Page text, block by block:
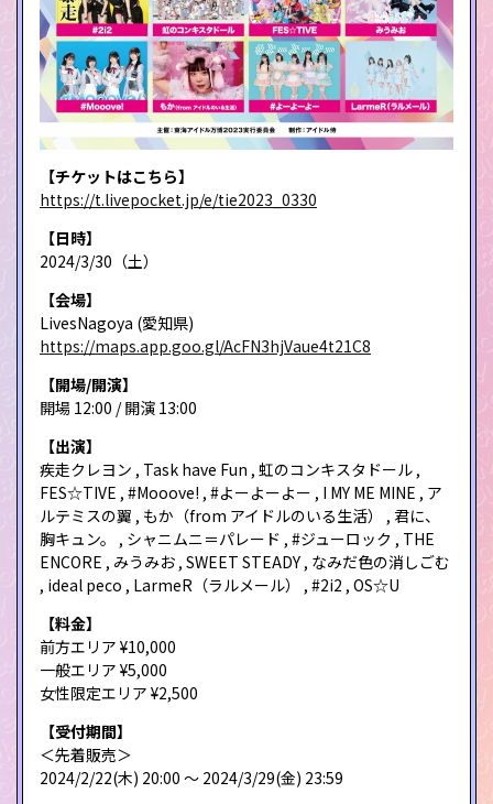
【チケットはこちら】
https://t.livepocket.jp/e/tie2023_0330
【日時】
2024/3/30（土）
【会場】
LivesNagoya (愛知県)
https://maps.app.goo.gl/AcFN3hjVaue4t21C8
【開場/開演】
開場 12:00 / 開演 13:00
【出演】
疾走クレヨン , Task have Fun , 虹のコンキスタドール ,
FES☆TIVE , #Mooove! , #よーよーよー , I MY ME MINE , ア
ルテミスの翼 , もか（from アイドルのいる生活） , 君に、
胸キュン。 , シャニムニ＝パレード , #ジューロック , THE
ENCORE , みうみお , SWEET STEADY , なみだ色の消しごむ
, ideal peco , LarmeR（ラルメール） , #2i2 , OS☆U
【料金】
前方エリア ¥10,000
一般エリア ¥5,000
女性限定エリア ¥2,500
【受付期間】
＜先着販売＞
2024/2/22(木) 20:00 〜 2024/3/29(金) 23:59